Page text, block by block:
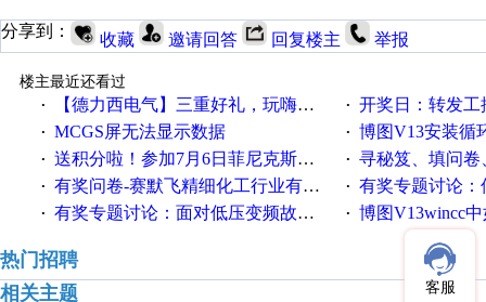
分享到： 收藏 邀请回答 回复楼主 举报
楼主最近还看过
·
【德力西电气】三重好礼，玩嗨夏日！ · 开奖日：转发工控速派
· MCGS屏无法显示数据 · 博图V13安装循环重启
· 送积分啦！参加7月6日菲尼克斯在线研讨会即得 · 寻秘笈、填问卷
· 有奖问卷-赛默飞精细化工行业有奖调查来袭！ · 有奖专题讨论：伺服选择
· 有奖专题讨论：面对低压变频故障，老手是这样解决的！ · 博图V13wincc中如何
热门招聘
相关主题
客服